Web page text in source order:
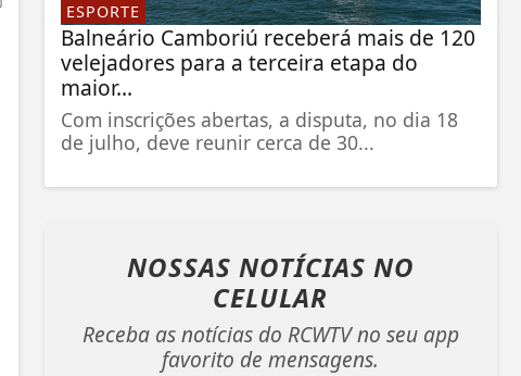
ESPORTE
Balneário Camboriú receberá mais de 120
velejadores para a terceira etapa do
maior...
Com inscrições abertas, a disputa, no dia 18
de julho, deve reunir cerca de 30...
NOSSAS NOTÍCIAS NO
CELULAR
Receba as notícias do RCWTV no seu app
favorito de mensagens.